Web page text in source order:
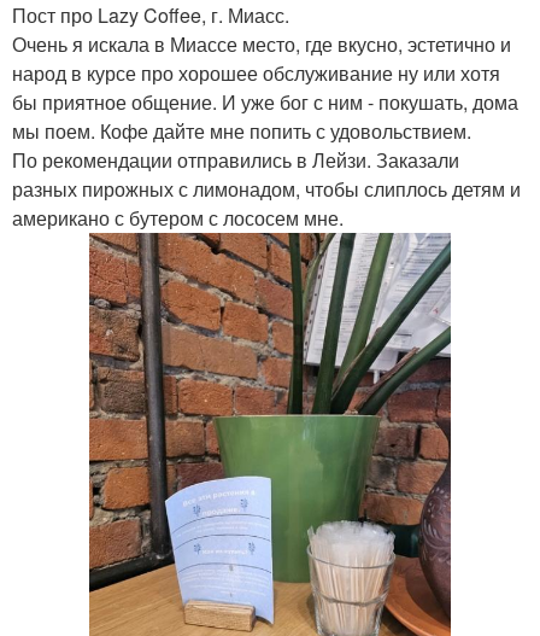
Пост про Lazy Coffee, г. Миасс.
Очень я искала в Миассе место, где вкусно, эстетично и
народ в курсе про хорошее обслуживание ну или хотя
бы приятное общение. И уже бог с ним - покушать, дома
мы поем. Кофе дайте мне попить с удовольствием.
По рекомендации отправились в Лейзи. Заказали
разных пирожных с лимонадом, чтобы слиплось детям и
американо с бутером с лососем мне.